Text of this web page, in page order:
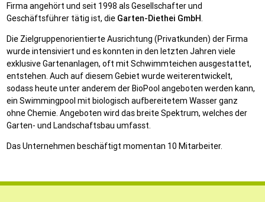
Firma angehört und seit 1998 als Gesellschafter und
Geschäftsführer tätig ist, die Garten-Diethei GmbH.
Die Zielgruppenorientierte Ausrichtung (Privatkunden) der Firma
wurde intensiviert und es konnten in den letzten Jahren viele
exklusive Gartenanlagen, oft mit Schwimmteichen ausgestattet,
entstehen. Auch auf diesem Gebiet wurde weiterentwickelt,
sodass heute unter anderem der BioPool angeboten werden kann,
ein Swimmingpool mit biologisch aufbereitetem Wasser ganz
ohne Chemie. Angeboten wird das breite Spektrum, welches der
Garten- und Landschaftsbau umfasst.
Das Unternehmen beschäftigt momentan 10 Mitarbeiter.